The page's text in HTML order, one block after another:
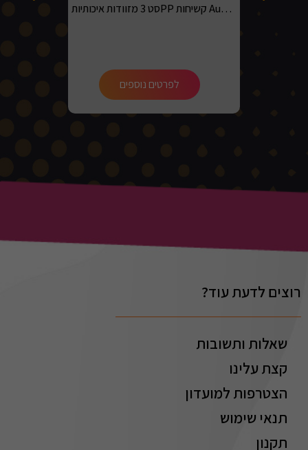
סט 3 מזוודות איכותיותPP קשיחות Australian adventurer בגדלים 20, 24, 28 בצבע אפור בהיר
לפרטים נוספים
רוצים לדעת עוד?
שאלות ותשובות
קצת עלינו
הצטרפות למועדון
תנאי שימוש
תקנון